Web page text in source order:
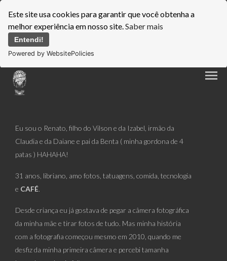
Este site usa cookies para garantir que você obtenha a
melhor experiência em nosso site.Saber mais
Entendi!
Powered by WebsitePolicies
menu
Eu sou o Renato, filho do Vilson e da Izabel, irmão da
Claudia e da Daiane e pai da Benta ( minha gordona de 4
patas ) HAHAHA!
31 anos, libriano, amo fotos, tatuagens, comida, tecnologia
e CAFÉ.
Desde criança eu já gostava de pegar a câmera fotográfica
da minha mãe e tirar fotos de tudo. Mas minha história
com a fotografia começou mesmo em 2010, quando me
desfiz da minha primeira câmera e percebi tamanha